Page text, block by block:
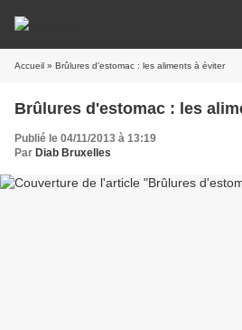
Accueil » Brûlures d'estomac : les aliments à éviter
Brûlures d'estomac : les
Publié le 04/11/2013 à 13:19
Par Diab Bruxelles